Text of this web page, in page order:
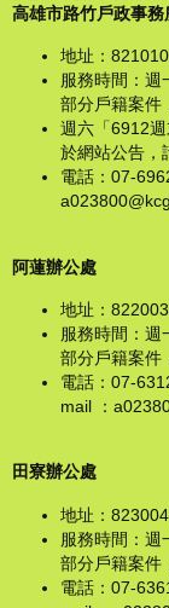
高雄市路竹戶政事務
地址：
服務時間：
部分戶籍案件
週六「6912
於網站公告，
電話：07-
阿蓮辦公處
地址：
服務時間：
部分戶籍案件
電話：07-
mail ：
田寮辦公處
地址：
服務時間：週
部分戶籍案件
電話：07-